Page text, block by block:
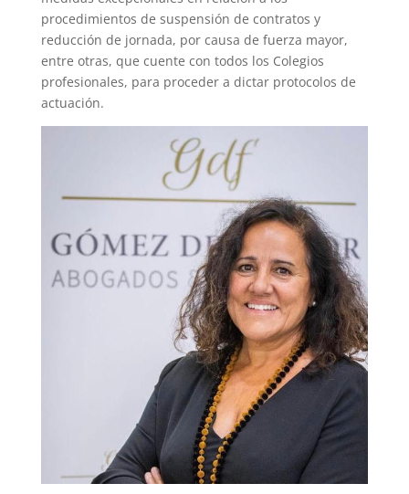
procedimientos de suspensión de contratos y
reducción de jornada, por causa de fuerza mayor,
entre otras, que cuente con todos los Colegios
profesionales, para proceder a dictar protocolos de
actuación.